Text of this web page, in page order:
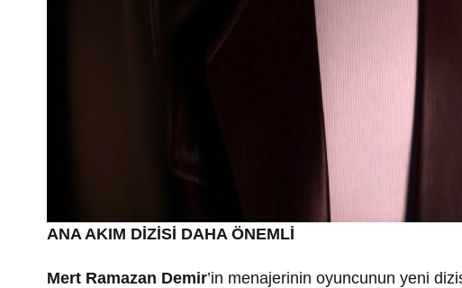
ANA AKIM DİZİSİ DAHA ÖNEMLİ
Mert Ramazan Demir’in menajerinin oyuncunun yeni